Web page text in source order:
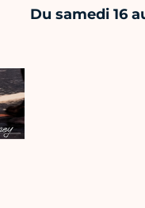
Du samedi 16